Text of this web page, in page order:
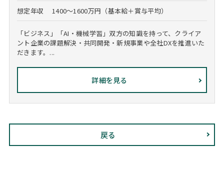
想定年収 1400～1600万円（基本給＋賞与平均）
「ビジネス」「AI・機械学習」双方の知識を持って、クライア
ント企業の課題解決・共同開発・新規事業や全社DXを推進いた
だきます。...
詳細を見る
戻る